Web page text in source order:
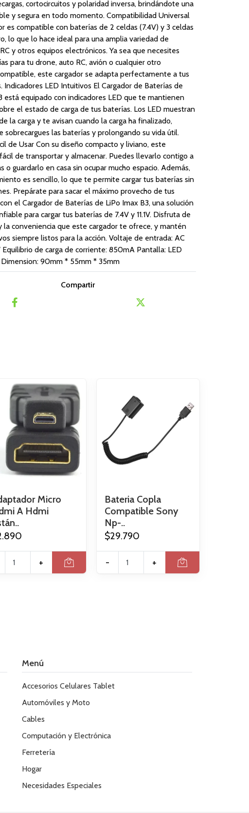
cortocircuitos y polaridad inversa, brindándote una
y segura en todo momento. Compatibilidad Universal
es compatible con baterías de 2 celdas (7.4V) y 3 celdas
lo que lo hace ideal para una amplia variedad de
y otros equipos electrónicos. Ya sea que necesites
para tu drone, auto RC, avión o cualquier otro
este cargador se adapta perfectamente a tus
Indicadores LED Intuitivos El Cargador de Baterías de
está equipado con indicadores LED que te mantienen
el estado de carga de tus baterías. Los LED muestran
la carga y te avisan cuando la carga ha finalizado,
sobrecargues las baterías y prolongando su vida útil.
de Usar Con su diseño compacto y liviano, este
de transportar y almacenar. Puedes llevarlo contigo a
o guardarlo en casa sin ocupar mucho espacio. Además,
es sencillo, lo que te permite cargar tus baterías sin
Prepárate para sacar el máximo provecho de tus
el Cargador de Baterías de LiPo Imax B3, una solución
para cargar tus baterías de 7.4V y 11.1V. Disfruta de
la conveniencia que este cargador te ofrece, y mantén
siempre listos para la acción. Voltaje de entrada: AC
Equilibrio de carga de corriente: 850mA Pantalla: LED
90mm * 55mm * 35mm
Compartir
Micro
A Hdmi
+
Bateria Copla
Compatible Sony
Np-..
$29.790
- +
Menú
Accesorios Celulares Tablet
Automóviles y Moto
Cables
Computación y Electrónica
Ferretería
Hogar
Necesidades Especiales